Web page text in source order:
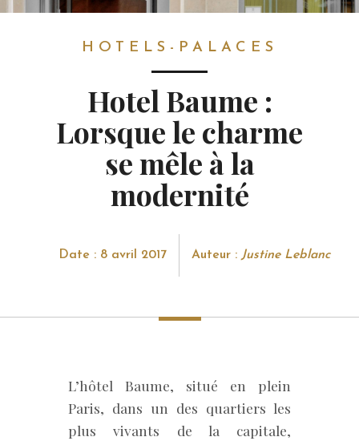
HOTELS-PALACES
Hotel Baume :
Lorsque le charme
se mêle à la
modernité
Date : 8 avril 2017 Auteur : Justine Leblanc
L’hôtel Baume, situé en plein
Paris, dans un des quartiers les
plus vivants de la capitale,